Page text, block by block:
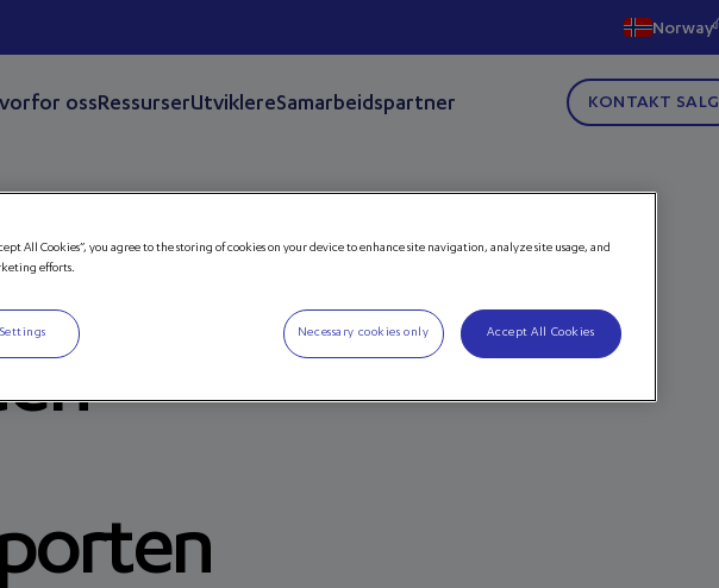
Norway
ossRessurserUtviklereSamarbeidspartner KONTAKT SALG
All Cookies”, you agree to the storing of cookies on your device to enhance site navigation, analyze site usage, and
efforts.
Necessary cookies only Accept All Cookies